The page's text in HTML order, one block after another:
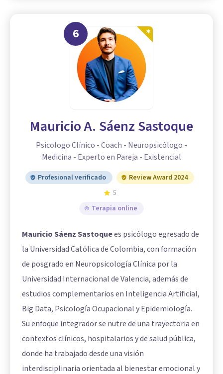
6
Mauricio A. Sáenz Sastoque
Psicologo Clínico - Coach - Neuropsicólogo -
Medicina - Experto en Pareja - Existencial
Profesional verificado
Review Award 2024
5
Terapia online
Mauricio Sáenz Sastoquees psicólogo egresado de
la Universidad Católica de Colombia, con formación
de posgrado en Neuropsicología Clínica por la
Universidad Internacional de Valencia, además de
estudios complementarios en Inteligencia Artificial,
Big Data, Psicología Ocupacional y Epidemiología.
Su enfoque integrador se nutre de una trayectoria en
contextos clínicos, hospitalarios y de salud pública,
donde ha trabajado desde una visión
interdisciplinaria orientada al bienestar emocional y